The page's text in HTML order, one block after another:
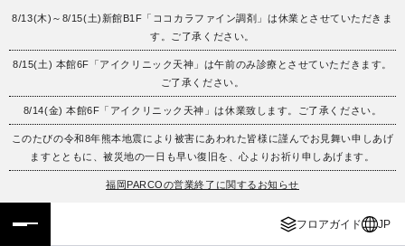
8/13(木)～8/15(土)新館B1F「ココカラファイン調剤」は休業とさせていただきま
す。ご了承ください。
8/15(土) 本館6F「アイクリニック天神」は午前のみ診療とさせていただきます。
ご了承ください。
8/14(金) 本館6F「アイクリニック天神」は休業致します。ご了承ください。
このたびの令和8年熊本地震により被害にあわれた皆様に謹んでお見舞い申しあげ
ますとともに、被災地の一日も早い復旧を、心よりお祈り申しあげます。
福岡PARCOの営業終了に関するお知らせ
フロアガイド JP
フロアガイド
施設案内・アクセス
イベント・ポップアップ
レストラン・カフェ
ENGLISH
繁体字
簡体字
ภาษาไทย